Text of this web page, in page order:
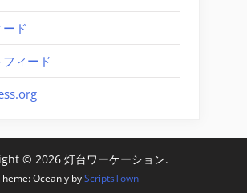
ド
ィード
© 2026 灯台ワーケーション.
Oceanly byScriptsTown